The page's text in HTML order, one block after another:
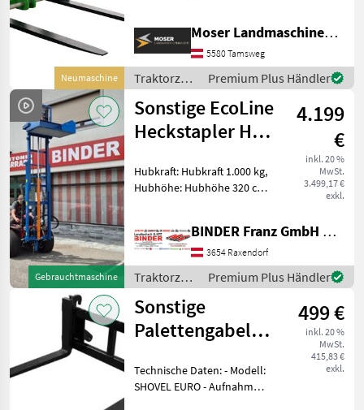
Neumaschine
Traktoren mit einer
Leistung von ca. 40 bis 90
PS empfohlen.
Moser Landmaschinenhandel
5580 Tamsweg
Traktorzubehör
/ Sonstige
Premium Plus Händler
Gebrauchtmaschine
Sonstige EcoLine
Heckstapler HS
Schaufel
4.199
€
inkl. 20 %
MwSt.
3.499,17 €
exkl.
Hubkraft: Hubkraft 1.000 kg,
Hubhöhe: Hubhöhe 320 cm,
Heckstapler - AKTION ✔️
Modell: HS 300-1.000 ✔️ in
serienmäßiger Ausführu
BINDER Franz GmbH & CoKG
3654 Raxendorf
Traktorzubehör
/ Sonstige
Premium Plus Händler
Sonstige
Palettengabel
Aufnahme
499 €
inkl. 20 %
MwSt.
415,83 €
exkl.
Technische Daten: - Modell:
SHOVEL EURO - Aufnahme: